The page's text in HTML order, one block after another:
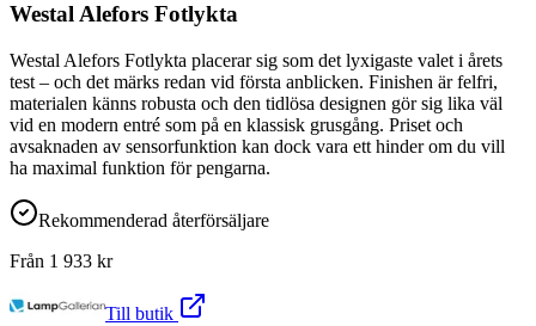
Westal Alefors Fotlykta
Westal Alefors Fotlykta placerar sig som det lyxigaste valet i årets
test – och det märks redan vid första anblicken. Finishen är felfri,
materialen känns robusta och den tidlösa designen gör sig lika väl
vid en modern entré som på en klassisk grusgång. Priset och
avsaknaden av sensorfunktion kan dock vara ett hinder om du vill
ha maximal funktion för pengarna.
Rekommenderad återförsäljare
Från 1 933 kr
Till butik